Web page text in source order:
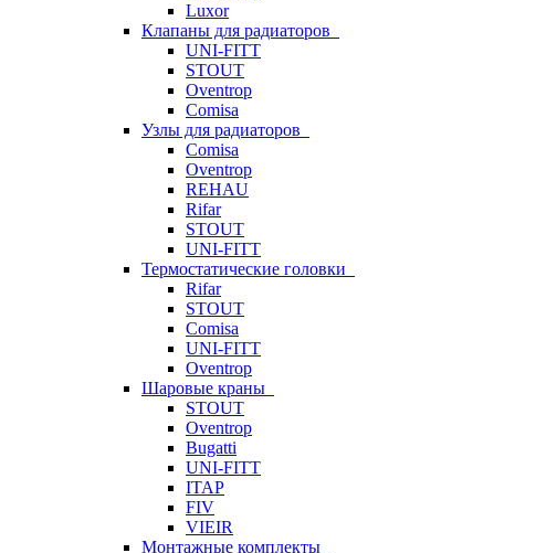
Luxor
Клапаны для радиаторов
UNI-FITT
STOUT
Oventrop
Comisa
Узлы для радиаторов
Comisa
Oventrop
REHAU
Rifar
STOUT
UNI-FITT
Термостатические головки
Rifar
STOUT
Comisa
UNI-FITT
Oventrop
Шаровые краны
STOUT
Oventrop
Bugatti
UNI-FITT
ITAP
FIV
VIEIR
Монтажные комплекты